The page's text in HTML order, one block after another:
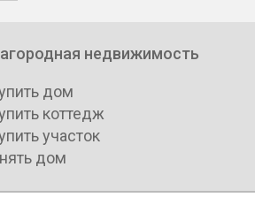
недвижимость
дом
коттедж
участок
дом